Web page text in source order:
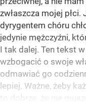
zwłaszcza mojej
dyrygentem chóru
jedynie mężczyźni,
I tak dalej. Ten tekst
wzbogacić o swoje
odmawiać go
lepiej. Ważne, żeby
to dobrze, że nie